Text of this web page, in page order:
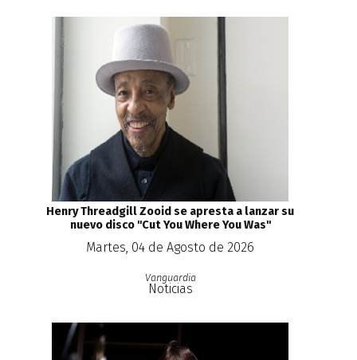
Henry Threadgill Zooid se apresta a lanzar su
nuevo disco ''Cut You Where You Was''
Martes, 04 de Agosto de 2026
Vanguardia
Noticias